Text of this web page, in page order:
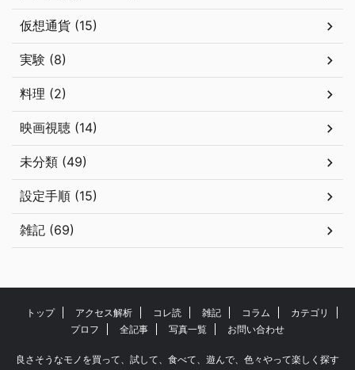
仮想通貨 (15)
実験 (8)
料理 (2)
映画視聴 (14)
未分類 (49)
設定手順 (15)
雑記 (69)
トップ アクセス解析 コレ読 雑記 コラム
カテゴリ
プロフ
全記事 写真一覧 お問い合わせ
良さそうなモノを買って、試して、食べて、遊んで、色々やって楽しく探す